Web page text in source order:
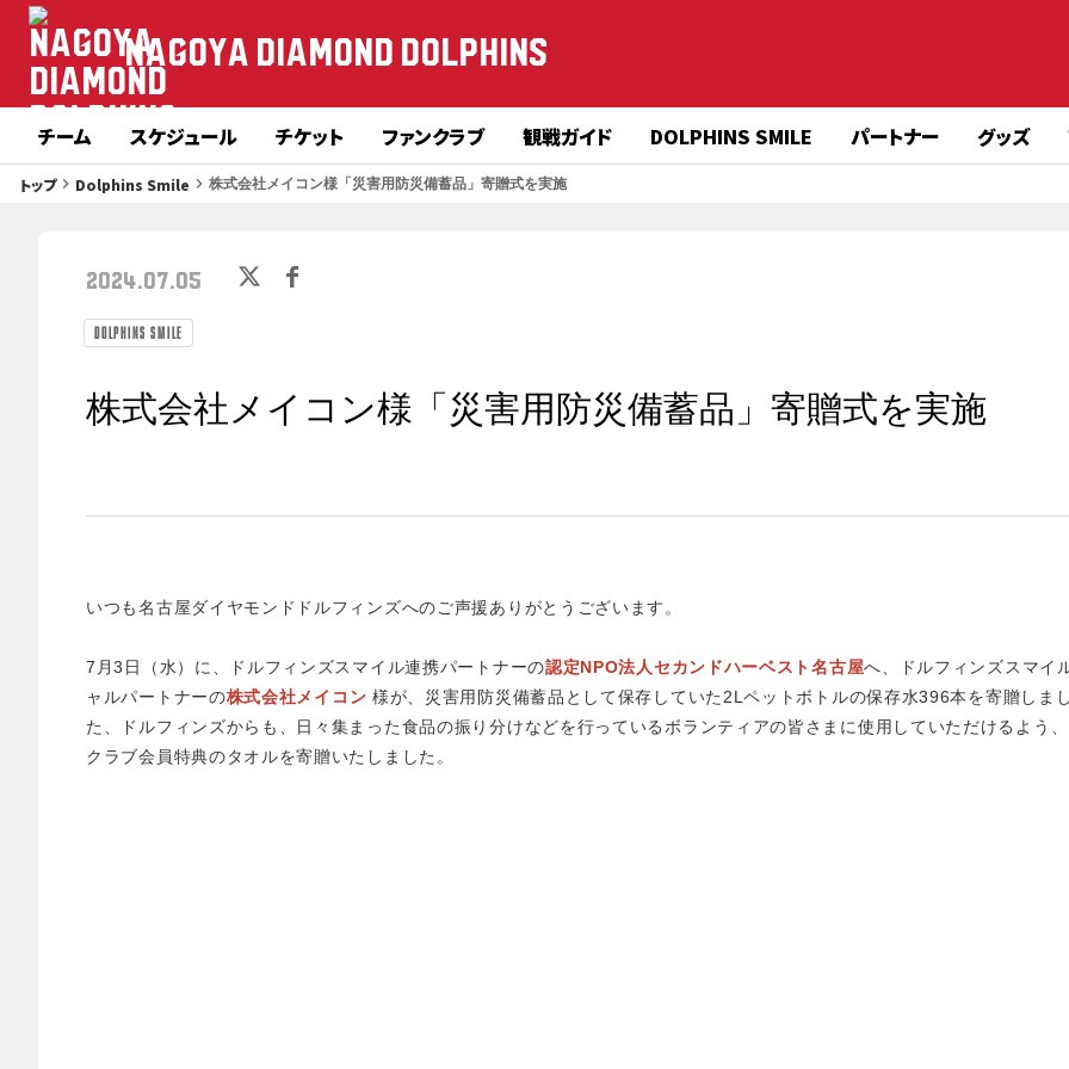
NAGOYA DIAMOND DOLPHINS
チーム スケジュール チケット ファンクラブ 観戦ガイド DOLPHINS SMILE パートナー グッズ
トップkeyboard_arrow_right Dolphins Smile keyboard_arrow_right 株式会社メイコン様「災害用防災備蓄品」寄贈式を実施
Dolphins Smile
2024.07.05
株式会社メイコン様「災害用防災備蓄品」寄贈式を実施
いつも名古屋ダイヤモンドドルフィンズへのご声援ありがとうございます。
7月3日（水）に、ドルフィンズスマイル連携パートナーの認定NPO法人セカンドハーベスト名古屋へ、ドルフィンズスマイ
ャルパートナーの株式会社メイコン 様が、災害用防災備蓄品として保存していた2Lペットボトルの保存水396本を寄贈しま
た、ドルフィンズからも、日々集まった食品の振り分けなどを行っているボランティアの皆さまに使用していただけるよう
クラブ会員特典のタオルを寄贈いたしました。